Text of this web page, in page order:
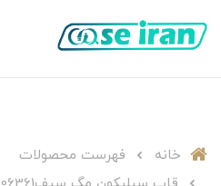
خانه
فهرست محصولات